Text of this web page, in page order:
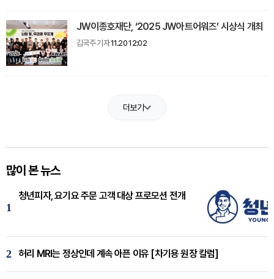
JW이종호재단, ‘2025 JW아트어워즈’ 시상식 개최
김국주 기자11.20 12:02
더보기
많이 본 뉴스
1
청년피자, 요기요 주문 고객 대상 프로모션 전개
2 허리 MRI는 정상인데 계속 아픈 이유 [차기용 원장 칼럼]